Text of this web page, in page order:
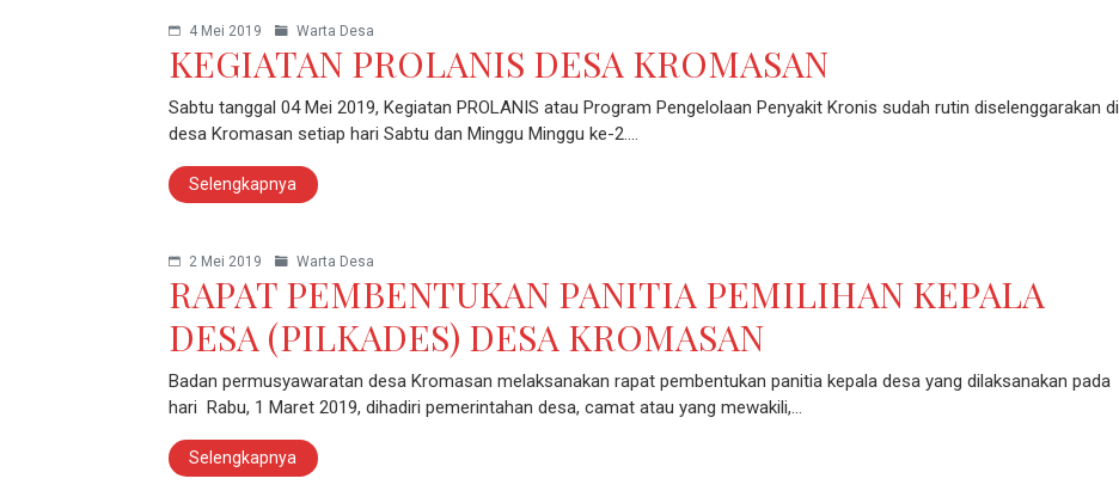
4 Mei 2019 Warta Desa
KEGIATAN PROLANIS DESA KROMASAN
Sabtu tanggal 04 Mei 2019, Kegiatan PROLANIS atau Program Pengelolaan Penyakit Kronis sudah rutin diselenggarakan di
desa Kromasan setiap hari Sabtu dan Minggu Minggu ke-2.…
Selengkapnya
2 Mei 2019 Warta Desa
RAPAT PEMBENTUKAN PANITIA PEMILIHAN KEPALA
DESA (PILKADES) DESA KROMASAN
Badan permusyawaratan desa Kromasan melaksanakan rapat pembentukan panitia kepala desa yang dilaksanakan pada
hari Rabu, 1 Maret 2019, dihadiri pemerintahan desa, camat atau yang mewakili,…
Selengkapnya